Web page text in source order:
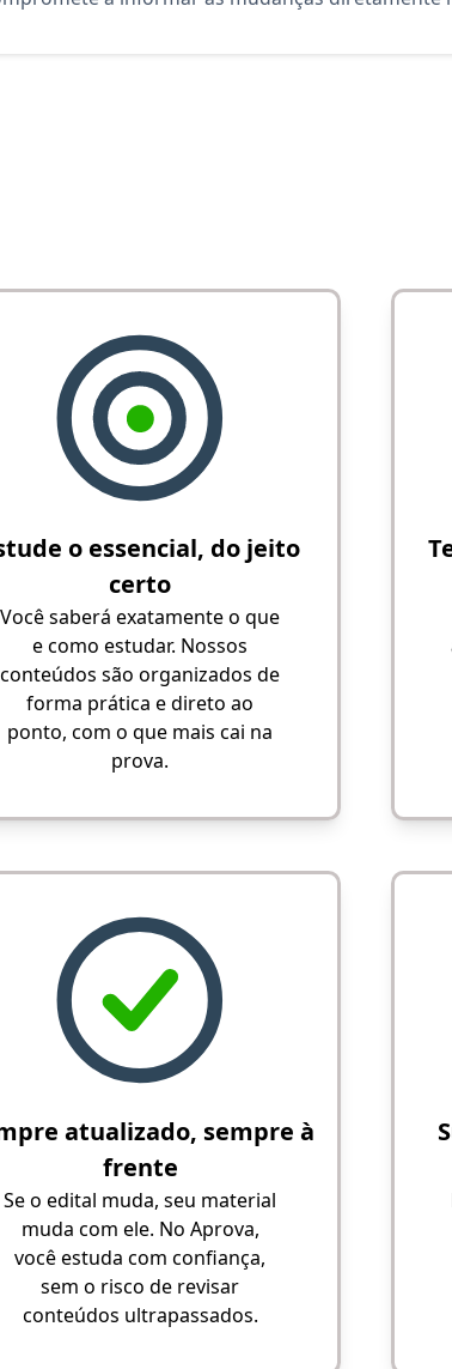
o essencial, do jeito
certo
Você saberá exatamente o que
e como estudar. Nossos
conteúdos são organizados de
forma prática e direto ao
ponto, com o que mais cai na
prova.
atualizado, sempre à
frente
Se o edital muda, seu material
muda com ele. No Aprova,
você estuda com confiança,
sem o risco de revisar
conteúdos ultrapassados.